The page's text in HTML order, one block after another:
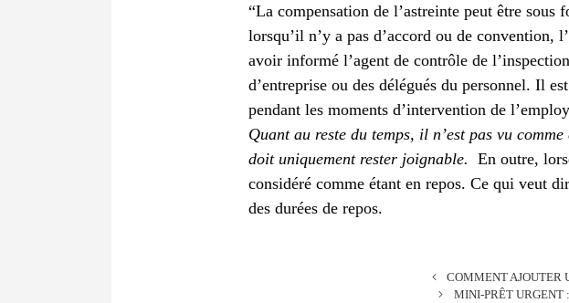
“La compensation de l’astreinte peut être sous
lorsqu’il n’y a pas d’accord ou de convention,
avoir informé l’agent de contrôle de
d’entreprise ou des délégués du personnel. Il
pendant les moments d’intervention de
Quant au reste du temps, il n’est pas vu
doit uniquement rester joignable. En outre,
considéré comme étant en repos. Ce qui veut
des durées de repos.
COMMENT AJOUTER
MINI-PRÊT URGENT